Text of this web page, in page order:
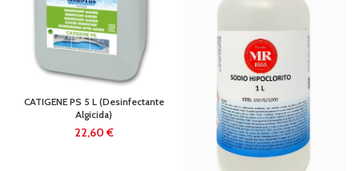
CATIGENE PS 5 L (Desinfectante
Algicida)
€